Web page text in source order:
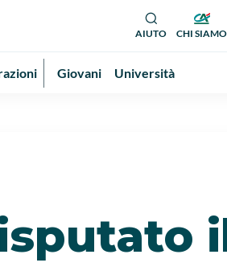
AIUTO CHI SIAMO
Giovani Università